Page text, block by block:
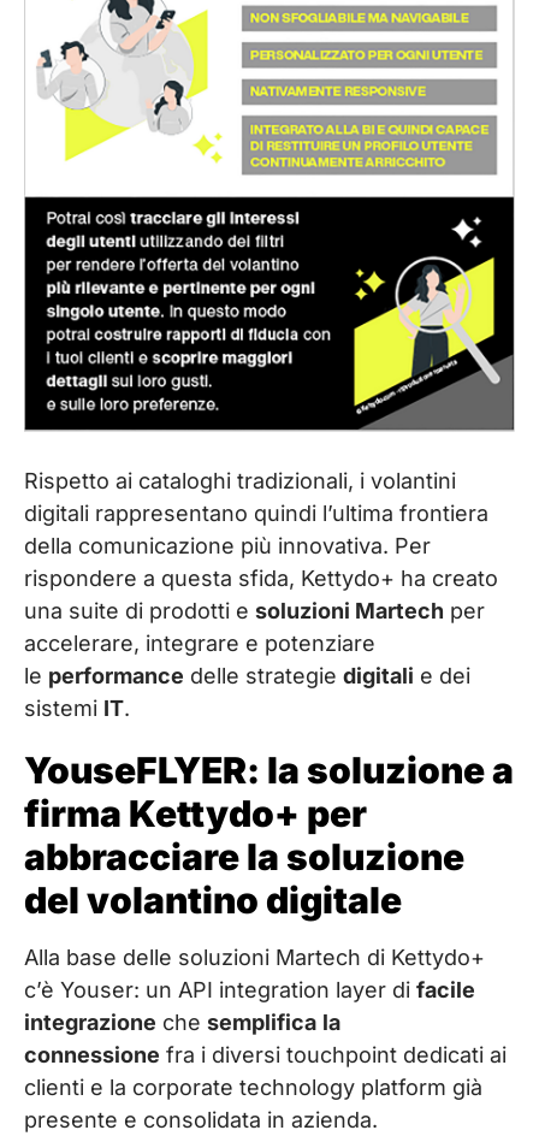
Rispetto ai cataloghi tradizionali, i volantini
digitali rappresentano quindi l’ultima frontiera
della comunicazione più innovativa. Per
rispondere a questa sfida, Kettydo+ ha creato
una suite di prodotti e soluzioni Martech per
accelerare, integrare e potenziare
le performance delle strategie digitali e dei
sistemi IT.
YouseFLYER: la soluzione a
firma Kettydo+ per
abbracciare la soluzione
del volantino digitale
Alla base delle soluzioni Martech di Kettydo+
c’è Youser: un API integration layer di facile
integrazione che semplifica la
connessione fra i diversi touchpoint dedicati ai
clienti e la corporate technology platform già
presente e consolidata in azienda.